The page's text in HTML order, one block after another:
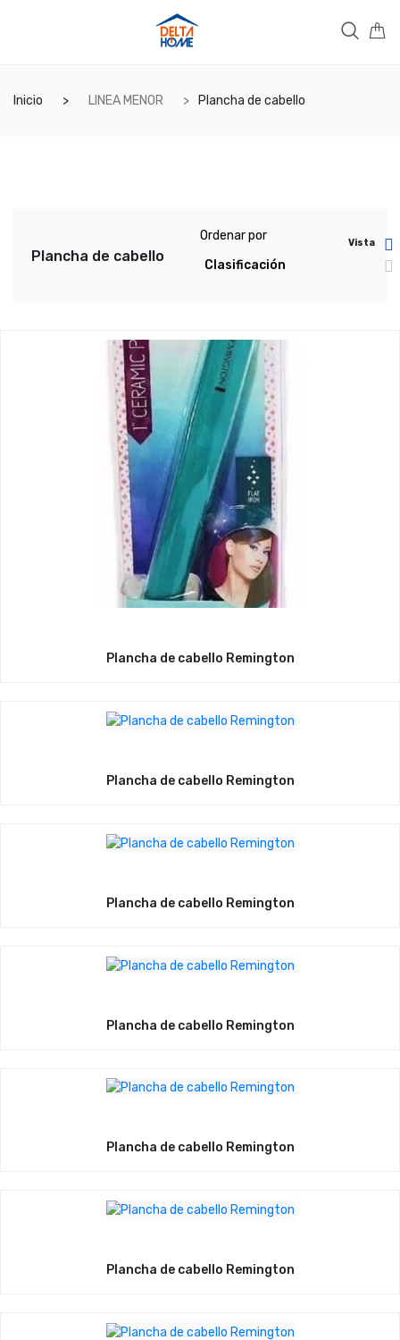
Inicio LINEA MENOR Plancha de cabello
Plancha de cabello
Ordenar por Vista
Plancha de cabello Remington
Plancha de cabello Remington
Plancha de cabello Remington
Plancha de cabello Remington
Plancha de cabello Remington
Plancha de cabello Remington